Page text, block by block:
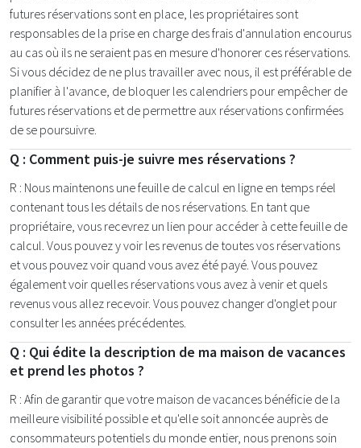
futures réservations sont en place, les propriétaires sont
responsables de la prise en charge des frais d'annulation encourus
au cas où ils ne seraient pas en mesure d'honorer ces réservations.
Si vous décidez de ne plus travailler avec nous, il est préférable de
planifier à l'avance, de bloquer les calendriers pour empêcher de
futures réservations et de permettre aux réservations confirmées
de se poursuivre.
Q : Comment puis-je suivre mes réservations ?
R : Nous maintenons une feuille de calcul en ligne en temps réel
contenant tous les détails de nos réservations. En tant que
propriétaire, vous recevrez un lien pour accéder à cette feuille de
calcul. Vous pouvez y voir les revenus de toutes vos réservations
et vous pouvez voir quand vous avez été payé. Vous pouvez
également voir quelles réservations vous avez à venir et quels
revenus vous allez recevoir. Vous pouvez changer d'onglet pour
consulter les années précédentes.
Q : Qui édite la description de ma maison de vacances
et prend les photos ?
R : Afin de garantir que votre maison de vacances bénéficie de la
meilleure visibilité possible et qu'elle soit annoncée auprès de
consommateurs potentiels du monde entier, nous prenons soin